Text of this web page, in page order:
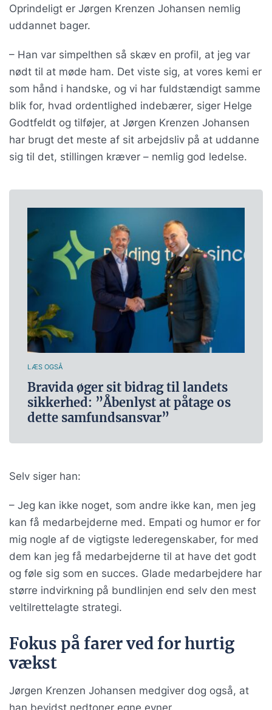
Oprindeligt er Jørgen Krenzen Johansen nemlig
uddannet bager.
– Han var simpelthen så skæv en profil, at jeg var
nødt til at møde ham. Det viste sig, at vores kemi er
som hånd i handske, og vi har fuldstændigt samme
blik for, hvad ordentlighed indebærer, siger Helge
Godtfeldt og tilføjer, at Jørgen Krenzen Johansen
har brugt det meste af sit arbejdsliv på at uddanne
sig til det, stillingen kræver – nemlig god ledelse.
LÆS OGSÅ
Bravida øger sit bidrag til landets
sikkerhed: ”Åbenlyst at påtage os
dette samfundsansvar”
Selv siger han:
– Jeg kan ikke noget, som andre ikke kan, men jeg
kan få medarbejderne med. Empati og humor er for
mig nogle af de vigtigste lederegenskaber, for med
dem kan jeg få medarbejderne til at have det godt
og føle sig som en succes. Glade medarbejdere har
større indvirkning på bundlinjen end selv den mest
veltilrettelagte strategi.
Fokus på farer ved for hurtig
vækst
Jørgen Krenzen Johansen medgiver dog også, at